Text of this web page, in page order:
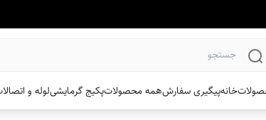
خانهپیگیری سفارشهمه محصولاتپکیج گرمایشیلوله و